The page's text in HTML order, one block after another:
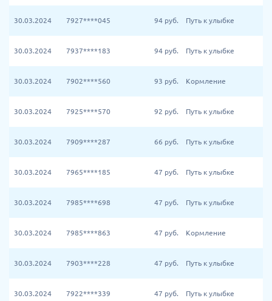
30.03.2024 7927****045 94 руб. Путь к улыбке
30.03.2024 7937****183 94 руб. Путь к улыбке
30.03.2024 7902****560 93 руб. Кормление
30.03.2024 7925****570 92 руб. Путь к улыбке
30.03.2024 7909****287 66 руб. Путь к улыбке
30.03.2024 7965****185 47 руб. Путь к улыбке
30.03.2024 7985****698 47 руб. Путь к улыбке
30.03.2024 7985****863 47 руб. Кормление
30.03.2024 7903****228 47 руб. Путь к улыбке
30.03.2024 7922****339 47 руб. Путь к улыбке